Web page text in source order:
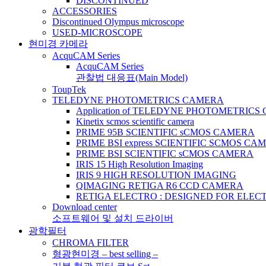
ACCESSORIES
Discontinued Olympus microscope
USED-MICROSCOPE
현미경 카메라
AcquCAM Series
AcquCAM Series
관찰법 대응표(Main Model)
ToupTek
TELEDYNE PHOTOMETRICS CAMERA
Application of TELEDYNE PHOTOMETRICS
Kinetix scmos scientific camera
PRIME 95B SCIENTIFIC sCMOS CAMERA
PRIME BSI express SCIENTIFIC SCMOS
PRIME BSI SCIENTIFIC sCMOS CAMERA
IRIS 15 High Resolution Imaging
IRIS 9 HIGH RESOLUTION IMAGING
QIMAGING RETIGA R6 CCD CAMERA
RETIGA ELECTRO : DESIGNED FOR
Download center
소프트웨어 및 설치 드라이버
광학필터
CHROMA FILTER
형광현미경 – best selling –